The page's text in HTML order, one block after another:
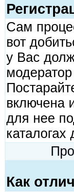
Сам
вот
у Вас
включена
для нее
Как